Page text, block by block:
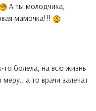
А ты молодчика,
мамочка!!!
то болела, на всю жизнь
а то врачи залечат